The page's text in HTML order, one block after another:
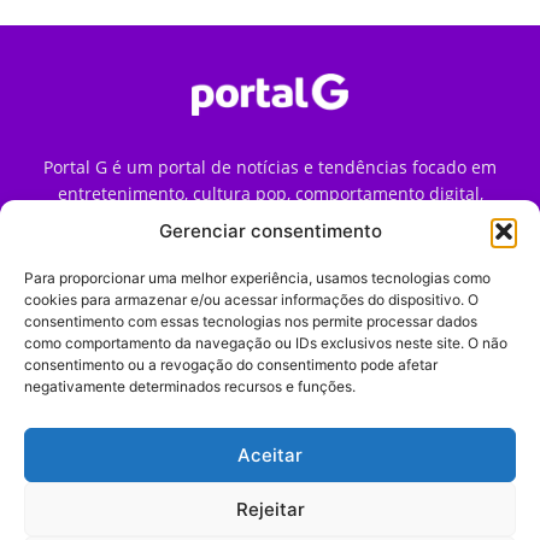
Gerenciar consentimento
Para proporcionar uma melhor experiência, usamos tecnologias como
cookies para armazenar e/ou acessar informações do dispositivo. O
consentimento com essas tecnologias nos permite processar dados
como comportamento da navegação ou IDs exclusivos neste site. O não
consentimento ou a revogação do consentimento pode afetar
negativamente determinados recursos e funções.
Aceitar
Rejeitar
Portal G é um portal de notícias e tendências focado em
entretenimento, cultura pop, comportamento digital,
streaming, games e iniciativas de marca que impactam a
forma como o público vive e consome internet no Brasil.
Contato:contato@portalg.com.br
Início Sobre
Termos de Uso
Política de Privacidade
Contato